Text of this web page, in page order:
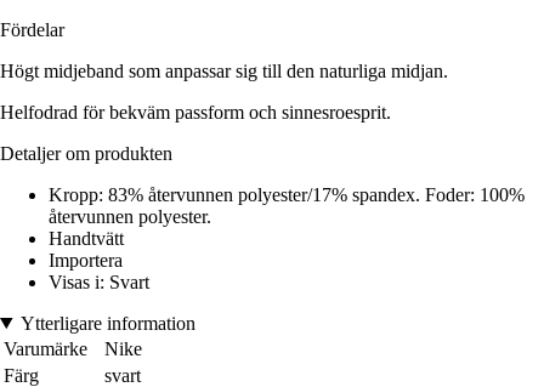
Fördelar
Högt midjeband som anpassar sig till den naturliga midjan.
Helfodrad för bekväm passform och sinnesroesprit.
Detaljer om produkten
Kropp: 83% återvunnen polyester/17% spandex. Foder: 100%
återvunnen polyester.
Handtvätt
Importera
Visas i: Svart
Ytterligare information
Varumärke
Nike
Färg
svart